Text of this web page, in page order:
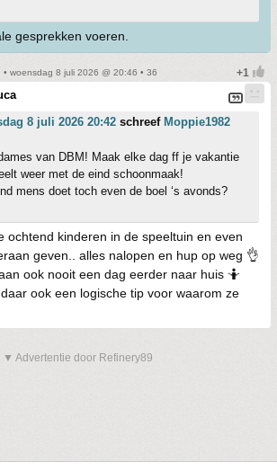
gesprekken voeren.
• woensdag 8 juli 2026 @ 20:46 • 36
8 juli 2026 20:42 schreef Moppie1982
van DBM! Maak elke dag ff je vakantie
weer met de eind schoonmaak!
mens doet toch even de boel ‘s avonds?
ochtend kinderen in de speeltuin en even
geven.. alles nalopen en hup op weg 👌
ook nooit een dag eerder naar huis 🤷
ook een logische tip voor waarom ze
▼ Advertentie door Refinery89